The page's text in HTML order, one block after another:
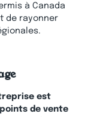
à Canada
de rayonner
est
de vente